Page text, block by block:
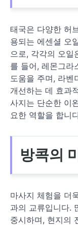
태국은 다양한 허
용되는 에센셜 오
으로, 각각의 오일
를 들어, 레몬그라
도움을 주며, 라
개선하는 데 효과
사지는 단순한 이
요한 역할을 합니
방콕의
마사지 체험을 더
과의 교류입니다.
중시하며, 현지의